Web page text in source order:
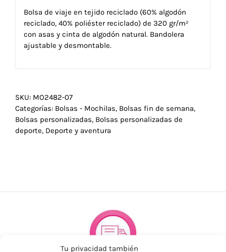
Tu privacidad también
Bolsa de viaje en tejido reciclado (60% algodón
reciclado, 40% poliéster reciclado) de 320 gr/m²
con asas y cinta de algodón natural. Bandolera
ajustable y desmontable.
SKU: MO2482-07
Categorías: Bolsas - Mochilas, Bolsas fin de semana,
Bolsas personalizadas, Bolsas personalizadas de
deporte, Deporte y aventura